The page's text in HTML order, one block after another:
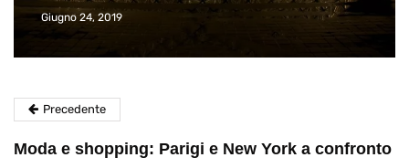
Giugno 24, 2019
Precedente
Moda e shopping: Parigi e New York a confronto